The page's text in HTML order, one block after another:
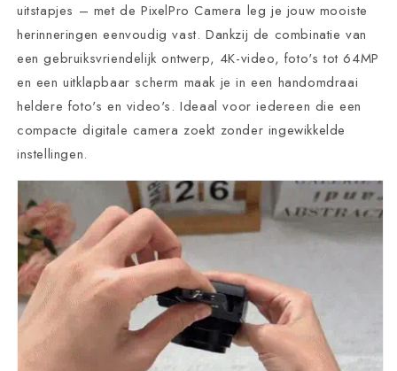
uitstapjes – met de PixelPro Camera leg je jouw mooiste
herinneringen eenvoudig vast. Dankzij de combinatie van
een gebruiksvriendelijk ontwerp, 4K-video, foto's tot 64MP
en een uitklapbaar scherm maak je in een handomdraai
heldere foto's en video's. Ideaal voor iedereen die een
compacte digitale camera zoekt zonder ingewikkelde
instellingen.